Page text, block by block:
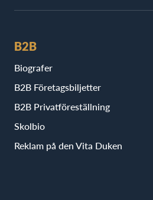
B2B
Biografer
B2B Företagsbiljetter
B2B Privatföreställning
Skolbio
Reklam på den Vita Duken